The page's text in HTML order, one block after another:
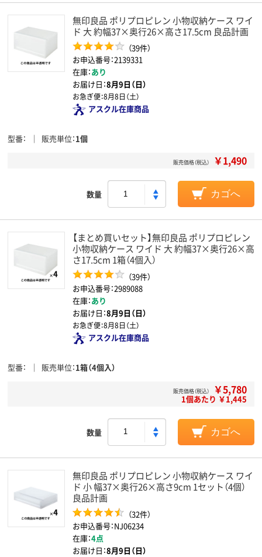
無印良品 ポリプロピレン 小物収納ケース ワイ
ド 大 約幅37×奥行26×高さ17.5cm 良品計画
（39件）
お申込番号：2139331
在庫：あり
お届け日：8月9日（日）
お急ぎ便：8月8日（土）
アスクル在庫商品
型番 販売単位 1個
販売価格（税込） ￥1,490
数量 カゴへ
【まとめ買いセット】無印良品 ポリプロピレン
小物収納ケース ワイド 大 約幅37×奥行26×高
さ17.5cm 1箱（4個入）
（39件）
お申込番号：2989088
在庫：あり
お届け日：8月9日（日）
お急ぎ便：8月8日（土）
アスクル在庫商品
型番 販売単位 1箱（4個入）
販売価格（税込） ￥5,780
1個あたり ￥1,445
数量 カゴへ
無印良品 ポリプロピレン 小物収納ケース ワイ
ド 小 幅37×奥行26×高さ9cm 1セット（4個）
良品計画
（32件）
お申込番号：NJ06234
在庫：4点
お届け日：8月9日（日）